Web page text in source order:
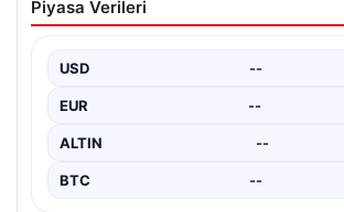
Tuzla Belediye Başkanı Eren Ali Bingöl,
USD --
EUR
ALTIN
BTC